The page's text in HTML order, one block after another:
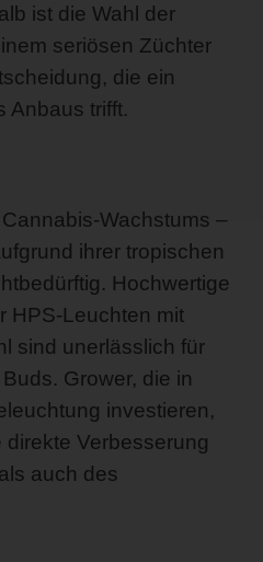
ist die Wahl der
seriösen Züchter
die ein
Anbaus trifft.
Wachstums –
ihrer tropischen
Hochwertige
HPS-Leuchten mit
sind unerlässlich für
Grower, die in
investieren,
Verbesserung
auch des